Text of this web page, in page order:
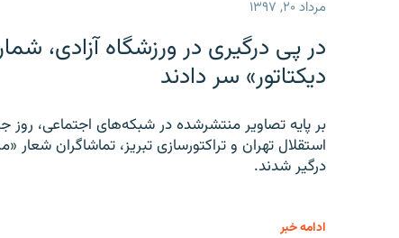
مرداد ۲۰, ۱۳۹۷
در پی درگیری در ورزشگاه آزادی،
دیکتاتور» سر دادند
بر پایه تصاویر منتشرشده در شبکه‌های اجتماعی، روز
استقلال تهران و تراکتورسازی تبریز، تماشاگران شعار
درگیر شدند.
ادامه خبر